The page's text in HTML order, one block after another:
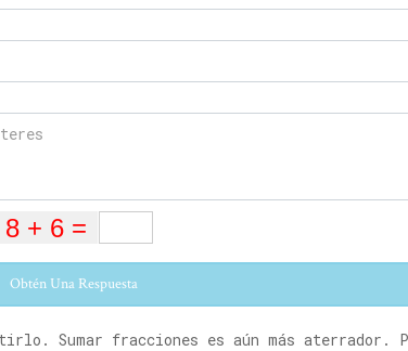
Obtén Una Respuesta
Sumar fracciones es aún más aterrador.